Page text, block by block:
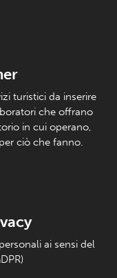
turistici da inserire
che offrano
in cui operano,
ciò che fanno.
ai sensi del